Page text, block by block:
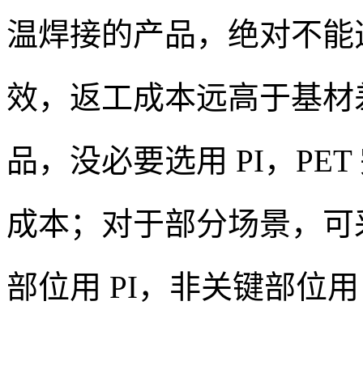
温焊接的产品，绝对不
效，返工成本远高于基
品，没必要选用 PI，
成本；对于部分场景，
部位用 PI，非关键部位